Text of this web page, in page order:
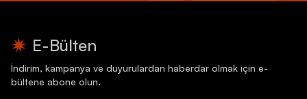
E-Bülten
İndirim, kampanya ve duyurulardan haberdar olmak için e-
bültene abone olun.